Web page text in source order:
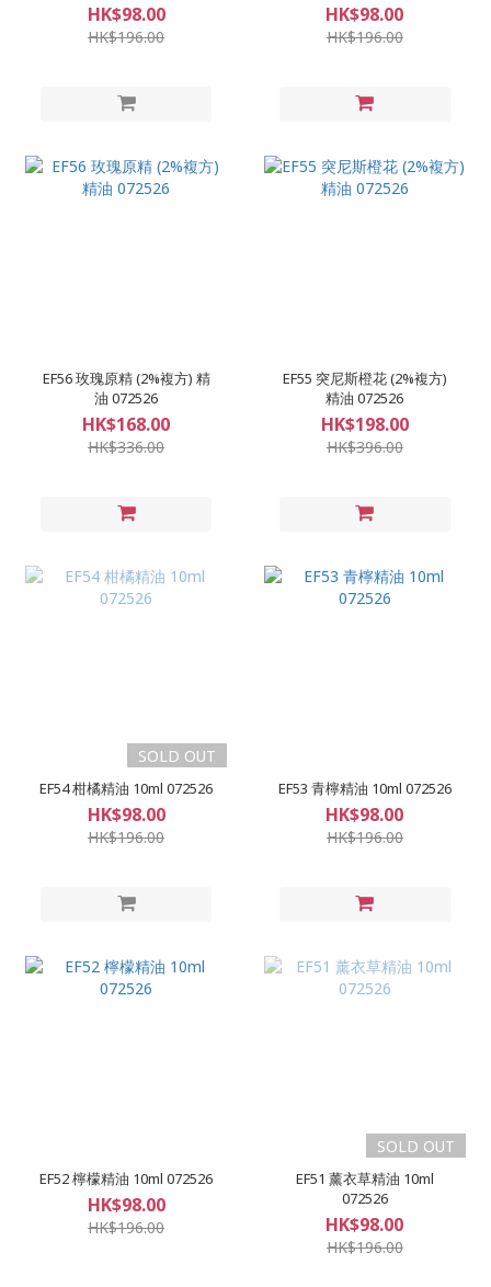
HK$98.00
HK$196.00
HK$98.00
HK$196.00
EF56 玫瑰原精 (2%複方) 精
油 072526
HK$168.00
HK$336.00
EF55 突尼斯橙花 (2%複方)
精油 072526
HK$198.00
HK$396.00
SOLD OUT
EF54 柑橘精油 10ml 072526
HK$98.00
HK$196.00
EF53 青檸精油 10ml 072526
HK$98.00
HK$196.00
EF52 檸檬精油 10ml 072526
HK$98.00
HK$196.00
SOLD OUT
EF51 薰衣草精油 10ml
072526
HK$98.00
HK$196.00